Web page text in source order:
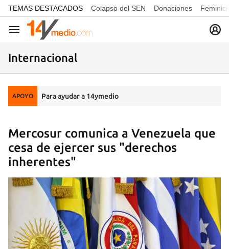
common.go-to-content
TEMAS DESTACADOS Colapso del SEN Donaciones
Navegación
Internacional
APOYO Para ayudar a 14ymedio
Mercosur comunica a Venezuela que
cesa de ejercer sus "derechos
inherentes"